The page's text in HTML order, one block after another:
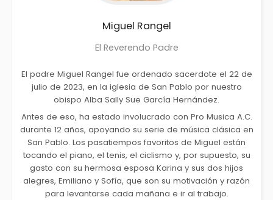
Miguel Rangel
El Reverendo Padre
El padre Miguel Rangel fue ordenado sacerdote el 22 de
julio de 2023, en la iglesia de San Pablo por nuestro
obispo Alba Sally Sue García Hernández.
Antes de eso, ha estado involucrado con Pro Musica A.C.
durante 12 años, apoyando su serie de música clásica en
San Pablo. Los pasatiempos favoritos de Miguel están
tocando el piano, el tenis, el ciclismo y, por supuesto, su
gasto con su hermosa esposa Karina y sus dos hijos
alegres, Emiliano y Sofía, que son su motivación y razón
para levantarse cada mañana e ir al trabajo.